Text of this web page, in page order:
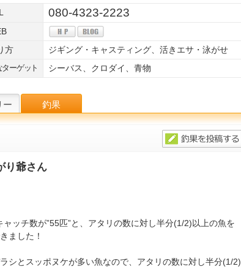
080-4323-2223
方
ジギング・キャスティング、活きエサ・泳がせ
ターゲット シーバス、クロダイ、青物
ー 釣果
爺さん
ッチ数が”55匹”と、アタリの数に対し半分(1/2)以上の魚を
ました！
シとスッポヌケが多い魚なので、アタリの数に対し半分(1/2)